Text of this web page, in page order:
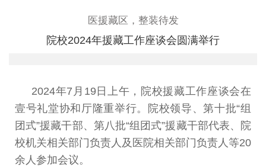
医援藏区，整装待发
院校2024年援藏工作座谈会圆满举行
2024年7 月 19 日上午，院校援藏工作座谈会在
壹号礼堂协和厅隆重举行。 院校领导 、第十批“组
团式”援藏干部、 第八批“组团式”援藏干部代表、
院
校机关相关部门负责人 及医院相关部门负责人等20
余人参加会议。